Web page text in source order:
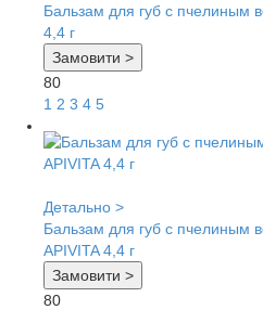
Бальзам для губ с пчелиным
4,4 г
Замовити >
80
1 2 3 4 5
Детально >
Бальзам для губ с пчелиным
APIVITA 4,4 г
Замовити >
80